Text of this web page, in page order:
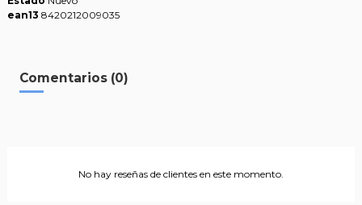
ean13 8420212009035
Comentarios (0)
No hay reseñas de clientes en este momento.